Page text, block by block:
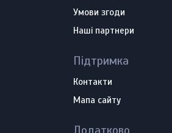
Умови згоди
Наші партнери
Підтримка
Контакти
Мапа сайту